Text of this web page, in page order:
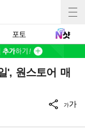
포토
', 원스토어 매
가가